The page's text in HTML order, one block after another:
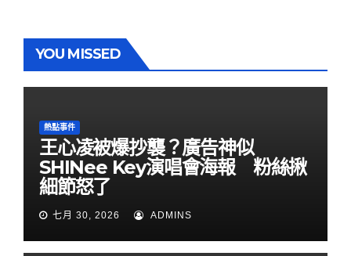
YOU MISSED
熱點事件
王心凌被爆抄襲？廣告神似
SHINee Key演唱會海報 粉絲揪
細節怒了
七月 30, 2026 ADMINS